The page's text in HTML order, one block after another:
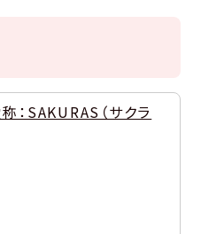
：SAKURAS（サクラ